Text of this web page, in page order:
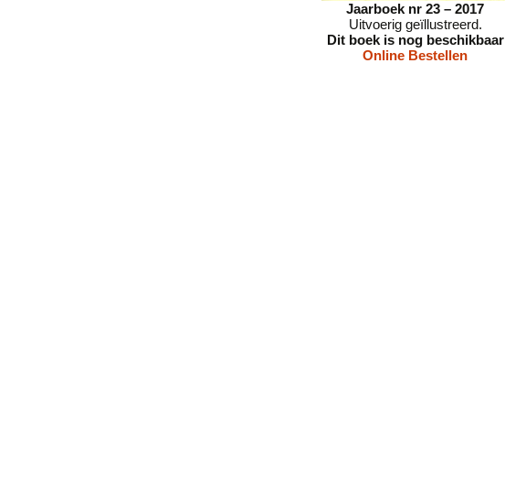
Jaarboek nr 23 – 2017
Uitvoerig geïllustreerd.
Dit boek is nog beschikbaar
Online Bestellen